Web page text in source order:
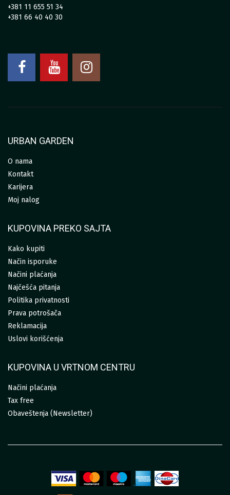
+381 11 655 51 34
+381 66 40 40 30
URBAN GARDEN
O nama
Kontakt
Karijera
Moj nalog
KUPOVINA PREKO SAJTA
Kako kupiti
Način isporuke
Načini plaćanja
Najčešća pitanja
Politika privatnosti
Prava potrošača
Reklamacija
Uslovi korišćenja
KUPOVINA U VRTNOM CENTRU
Načini plaćanja
Tax free
Obaveštenja (Newsletter)